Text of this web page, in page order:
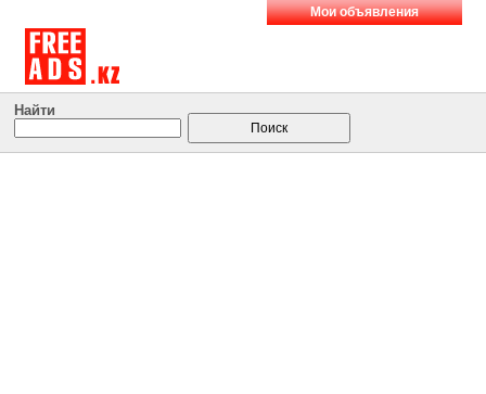
Мои объявления
Найти